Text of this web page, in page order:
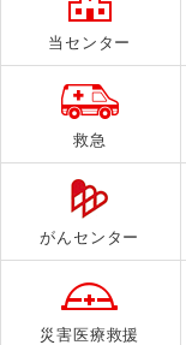
当センター
救急
がんセンター
災害医療救援